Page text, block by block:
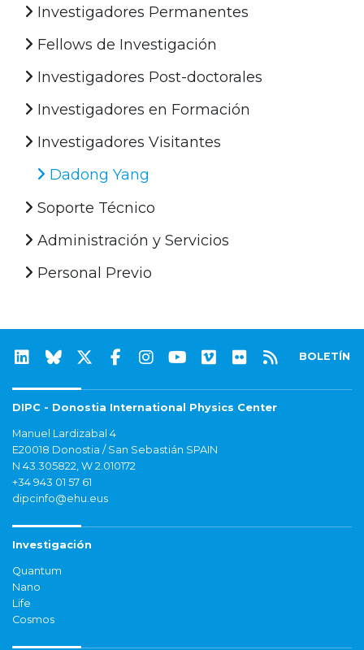
Investigadores Permanentes
Fellows de Investigación
Investigadores Post-doctorales
Investigadores en Formación
Investigadores Visitantes
Dadong Yang
Soporte Técnico
Administración y Servicios
Personal Previo
BOLETÍN
DIPC - Donostia International Physics Center
Manuel Lardizabal 4
E20018 Donostia / San Sebastián SPAIN
N 43.305822, W 2.010172
+34 943 01 57 61
dipcinfo@ehu.eus
Investigación
Quantum
Nano
Life
Cosmos